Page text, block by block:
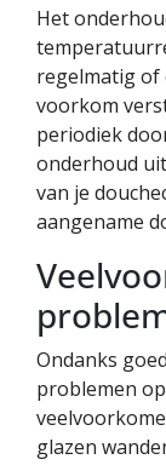
Het
regelmatig of
voorkom
periodiek
onderhoud
van je
aangename
Ondanks
problemen
glazen